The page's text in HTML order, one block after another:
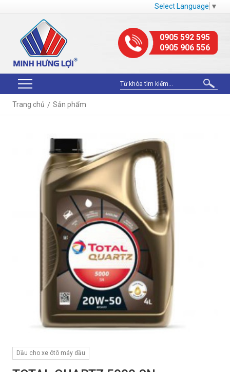
Select Language ▼
0905 592 595
0905 906 556
Trang chủ Sản phẩm
Dầu cho xe ôtô máy dầu